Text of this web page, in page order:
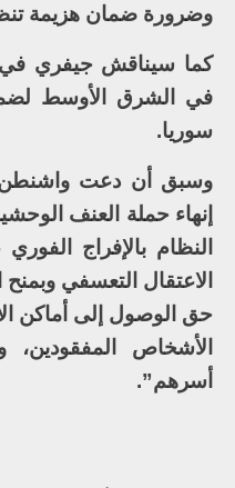
وضرورة ضمان هزيمة
كما سيناقش جيفري في
في الشرق الأوسط
سوريا.
وسبق أن دعت واشنطن
إنهاء حملة العنف
النظام بالإفراج
الاعتقال التعسفي وبمنح
حق الوصول إلى أماكن
الأشخاص المفقودين،
أسرهم”.